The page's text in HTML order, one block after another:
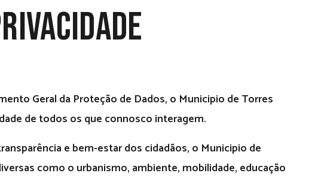
Geral da Proteção de Dados, o Municipio de Torres
de todos os que connosco interagem.
e bem-estar dos cidadãos, o Municipio de
como o urbanismo, ambiente, mobilidade, educação